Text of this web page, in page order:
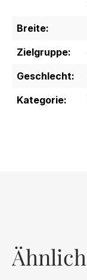
Breite:
Zielgruppe:
Geschlecht:
Kategorie:
Ähnlich